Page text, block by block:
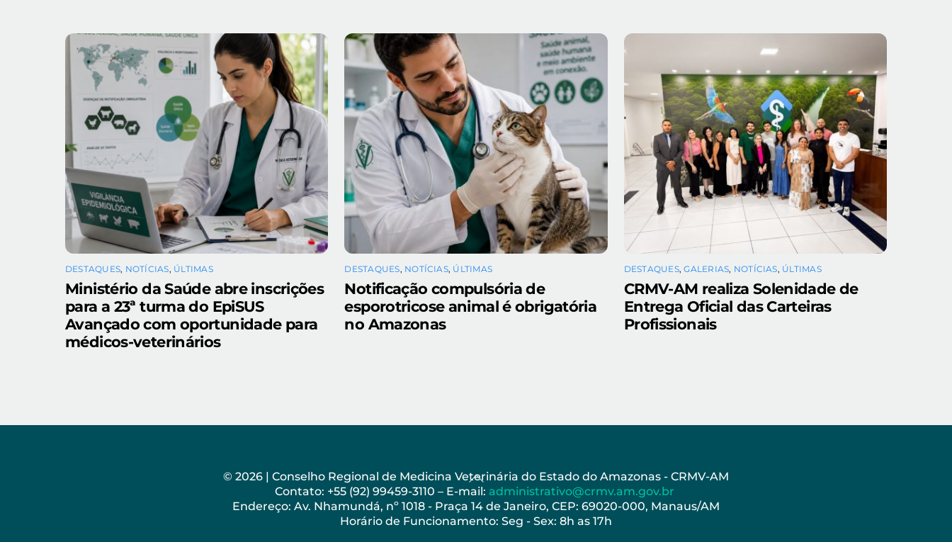
DESTAQUES, NOTÍCIAS, ÚLTIMAS
Ministério da Saúde abre inscrições
para a 23ª turma do EpiSUS
Avançado com oportunidade para
médicos-veterinários
DESTAQUES, NOTÍCIAS, ÚLTIMAS
Notificação compulsória de
esporotricose animal é obrigatória
no Amazonas
DESTAQUES,GALERIAS, NOTÍCIAS, ÚLTIMAS
CRMV-AM realiza Solenidade de
Entrega Oficial das Carteiras
Profissionais
Back
To
Top
© 2026 | Conselho Regional de Medicina Veterinária do Estado do Amazonas - CRMV-AM
Contato: +55 (92) 99459-3110 – E-mail: administrativo@crmv.am.gov.br
Endereço: Av. Nhamundá, nº 1018 - Praça 14 de Janeiro, CEP: 69020-000, Manaus/AM
Horário de Funcionamento: Seg - Sex: 8h as 17h